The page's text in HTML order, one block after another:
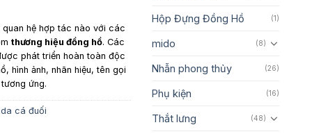
hệ hợp tác nào với các
thương hiệu đồng hồ. Các
phát triển hoàn toàn độc
hình ảnh, nhãn hiệu, tên gọi
ứng.
cá đuối
Hộp Đựng Đồng Hồ (1)
mido (8)
Nhẫn phong thủy (26)
Phụ kiện (16)
Thắt lưng (48)